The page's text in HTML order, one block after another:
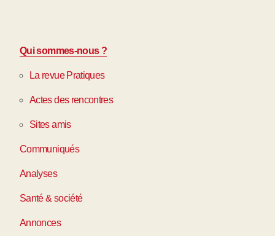
Qui sommes-nous ?
La revue Pratiques
Actes des rencontres
Sites amis
Communiqués
Analyses
Santé & société
Annonces